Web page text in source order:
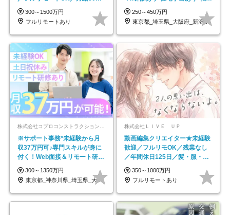
円～／年休130日以上
300～1500万円
フルリモートあり
なし
250～450万円
東京都_埼玉県_大阪府_新潟県_福岡県
※サポート事務*未経験から月
収37万円可♪専門スキルが身に
付く！Web面接＆リモート研修
も充実♪/a
300～1350万円
東京都_神奈川県_埼玉県_大阪府_愛知県…
株式会社ＬＩＶＥ ＵＰ
動画編集クリエイター★未経験
歓迎／フルリモOK／残業なし
／年間休日125日／髪・服・ネ
イル自由／研修充実で安心
350～1000万円
フルリモートあり